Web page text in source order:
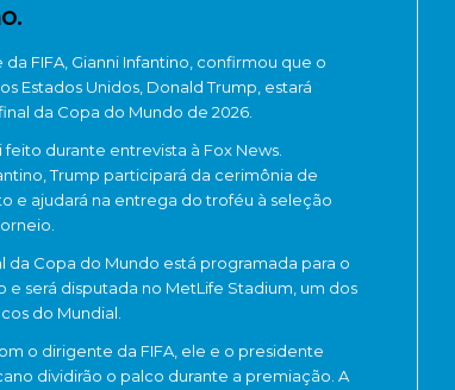
FIFA, Gianni Infantino , confirmou que o
Estados Unidos, Donald Trump , estará
da Copa do Mundo de 2026.
feito durante entrevista à Fox News.
Trump participará da cerimônia de
e ajudará na entrega do troféu à seleção
da Copa do Mundo está programada para o
e será disputada no MetLife Stadium , um dos
do Mundial.
o dirigente da FIFA, ele e o presidente
dividirão o palco durante a premiação. A